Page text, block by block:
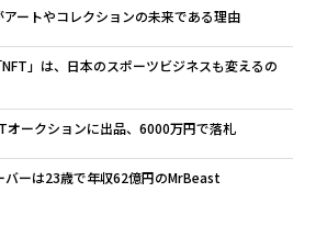
ートやコレクションの未来である理由
」は、日本のスポーツビジネスも変えるの
オークションに出品、6000万円で落札
バーは23歳で年収62億円のMrBeast